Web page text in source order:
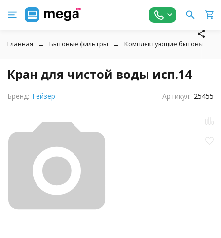
Главная Бытовые фильтры Комплектующие бытовых
Кран для чистой воды исп.14
Бренд: Гейзер Артикул: 25455